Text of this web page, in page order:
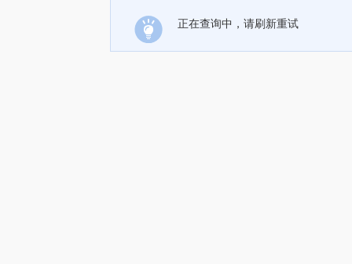
正在查询中，请刷新重试